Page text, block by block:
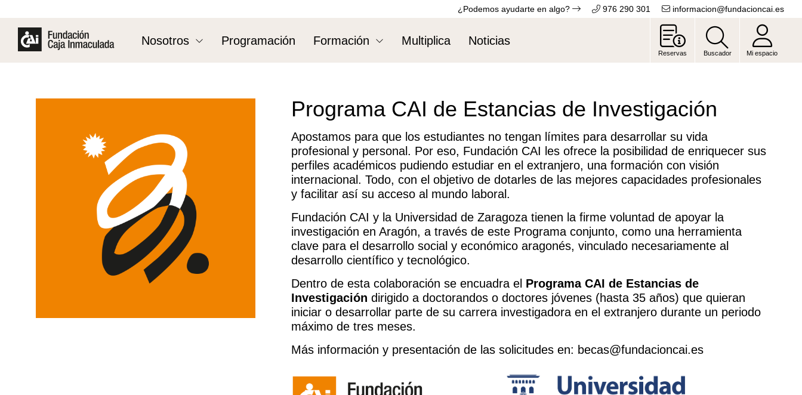
¿Podemos ayudarte en algo? 976 290 301 informacion@fundacioncai.es
Nosotros Programación Formación Multiplica Noticias
Reservas Buscador Mi espacio
Programa CAI de Estancias de Investigación
Apostamos para que los estudiantes no tengan límites para desarrollar su vida
profesional y personal. Por eso, Fundación CAI les ofrece la posibilidad de enriquecer sus
perfiles académicos pudiendo estudiar en el extranjero, una formación con visión
internacional. Todo, con el objetivo de dotarles de las mejores capacidades profesionales
y facilitar así su acceso al mundo laboral.
Fundación CAI y la Universidad de Zaragoza tienen la firme voluntad de apoyar la
investigación en Aragón, a través de este Programa conjunto, como una herramienta
clave para el desarrollo social y económico aragonés, vinculado necesariamente al
desarrollo científico y tecnológico.
Dentro de esta colaboración se encuadra el Programa CAI de Estancias de
Investigación dirigido a doctorandos o doctores jóvenes (hasta 35 años) que quieran
iniciar o desarrollar parte de su carrera investigadora en el extranjero durante un periodo
máximo de tres meses.
Más información y presentación de las solicitudes en: becas@fundacioncai.es